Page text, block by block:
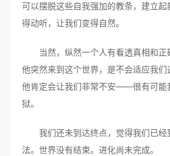
可以摆脱这些自我强加的教条，建立起
得动听，让我们变得自然。
当然，纵然一个人有看透真相和正
他突然来到这个世界，是不会适应我们
他肯定会让我们非常不安——很有可能
狱。
我们还未到达终点，觉得我们已经
法。世界没有结束。进化尚未完成。